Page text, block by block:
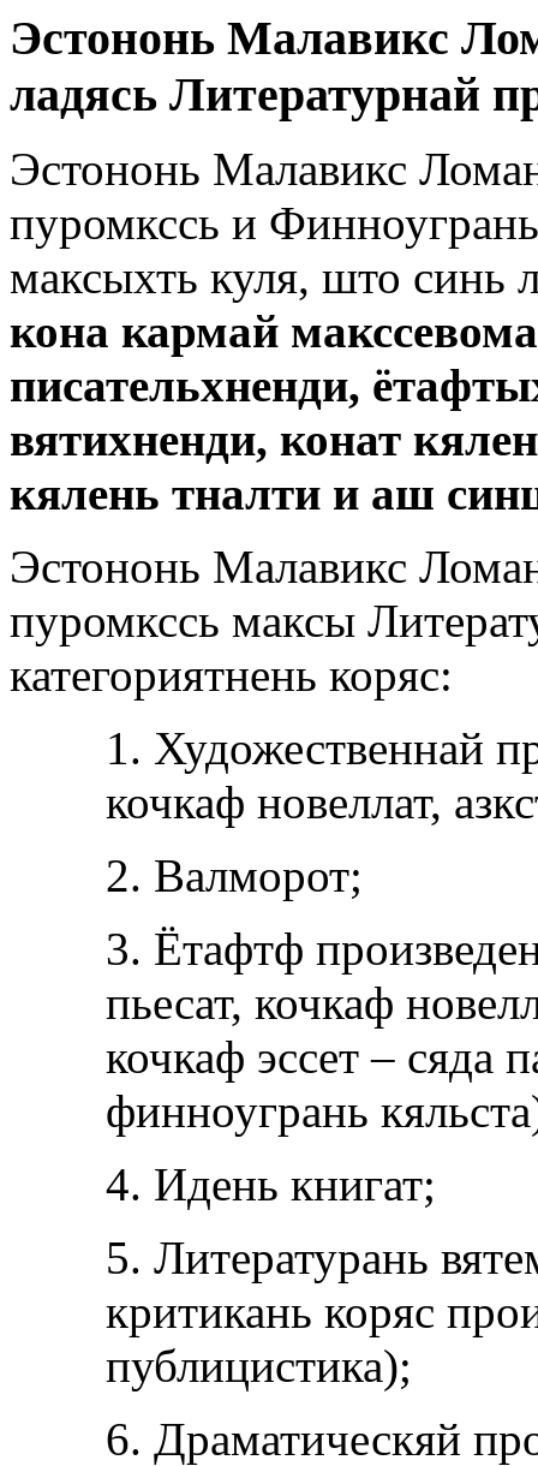
Эстононь Малавикс
ладясь Литературнай
Эстононь Малавикс
пуромкссь и
максыхть куля, што синь
кона кармай
писательхненди,
вятихненди, конат
кялень тналти и аш
Эстононь Малавикс
пуромкссь максы
категориятнень коряс:
1. Художественнай
кочкаф новеллат,
2. Валморот;
3. Ётафтф
пьесат, кочкаф
кочкаф эссет – сяда
финноугрань
4. Идень книгат;
5. Литературань
критикань коряс
публицистика);
6. Драматическяй